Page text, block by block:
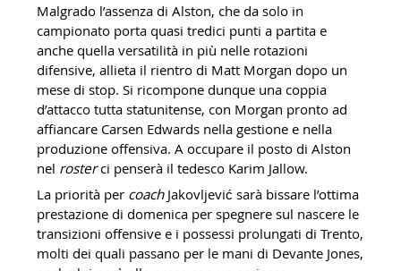
Malgrado l’assenza di Alston, che da solo in
campionato porta quasi tredici punti a partita e
anche quella versatilità in più nelle rotazioni
difensive, allieta il rientro di Matt Morgan dopo un
mese di stop. Si ricompone dunque una coppia
d’attacco tutta statunitense, con Morgan pronto ad
affiancare Carsen Edwards nella gestione e nella
produzione offensiva. A occupare il posto di Alston
nel rosterci penserà il tedesco Karim Jallow.
La priorità per coachJakovljević sarà bissare l’ottima
prestazione di domenica per spegnere sul nascere le
transizioni offensive e i possessi prolungati di Trento,
molti dei quali passano per le mani di Devante Jones,